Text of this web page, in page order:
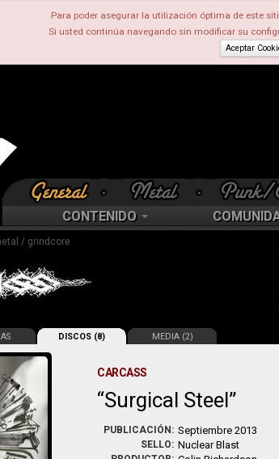
Para poder asegurar la utilización óptima de este
Si usted continúa navegando sin modificar su
Aceptar
CONTENIDO
/ grindcore
DISCOS (8) MEDIA (2)
CARCASS
Surgical Steel
PUBLICACIÓN: Septiembre 2013
SELLO: Nuclear Blast